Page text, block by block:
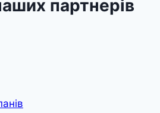
партнерів